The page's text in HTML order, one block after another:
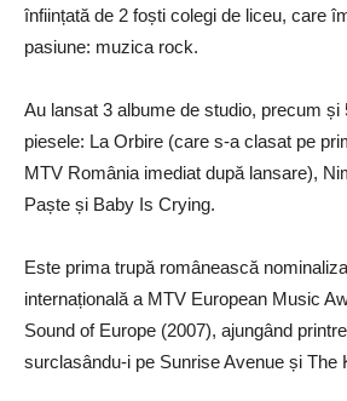
înființată de 2 foști colegi de liceu, care
pasiune: muzica rock.
Au lansat 3 albume de studio, precum și
piesele: La Orbire (care s-a clasat pe
MTV România imediat după lansare),
Paște și Baby Is Crying.
Este prima trupă românească
internațională a MTV European Music
Sound of Europe (2007), ajungând
surclasându-i pe Sunrise Avenue și The